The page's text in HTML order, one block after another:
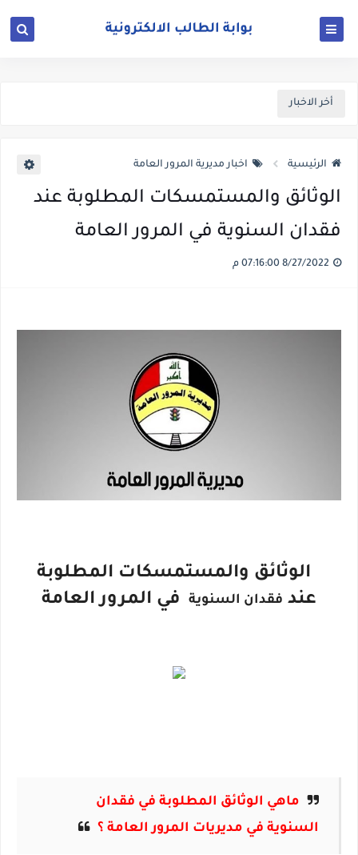
أخر الاخبار
الرئيسية اخبار مديرية المرور العامة
الوثائق والمستمسكات المطلوبة عند
فقدان السنوية في المرور العامة
الوثائق والمستمسكات المطلوبة
عند فقدان السنوية في المرور العامة
ماهي الوثائق المطلوبة في فقدان
السنوية في مديريات المرور العامة ؟